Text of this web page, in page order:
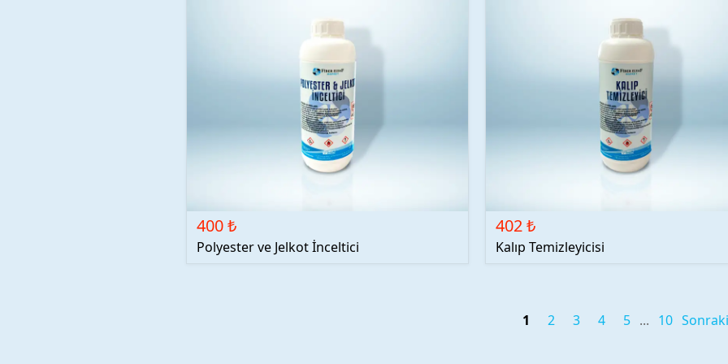
400 ₺
Polyester ve Jelkot İnceltici
402 ₺
Kalıp Temizleyicisi
1 2 3 4 5 10 Sonraki